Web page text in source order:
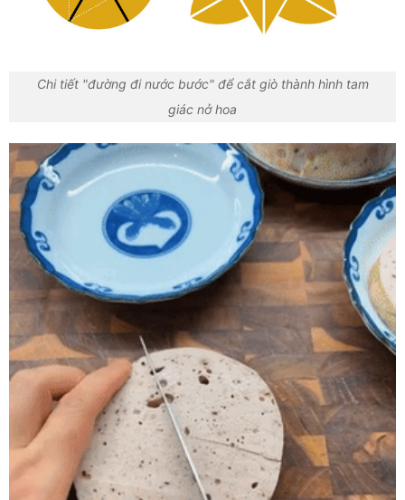
Chi tiết "đường đi nước bước" để cắt giò thành hình tam
giác nở hoa